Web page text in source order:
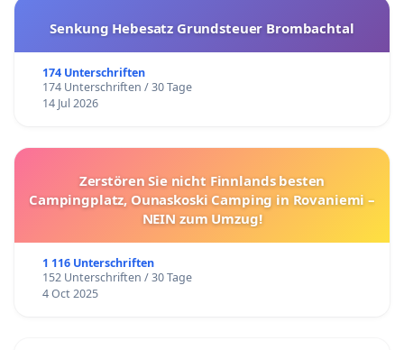
Senkung Hebesatz Grundsteuer Brombachtal
174 Unterschriften
174 Unterschriften / 30 Tage
14 Jul 2026
Zerstören Sie nicht Finnlands besten
Campingplatz, Ounaskoski Camping in Rovaniemi –
NEIN zum Umzug!
1 116 Unterschriften
152 Unterschriften / 30 Tage
4 Oct 2025